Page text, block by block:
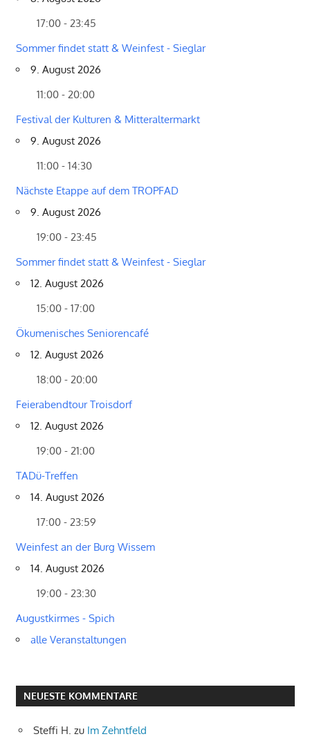
17:00 - 23:45
Sommer findet statt & Weinfest - Sieglar
9. August 2026
11:00 - 20:00
Festival der Kulturen & Mitteraltermarkt
9. August 2026
11:00 - 14:30
Nächste Etappe auf dem TROPFAD
9. August 2026
19:00 - 23:45
Sommer findet statt & Weinfest - Sieglar
12. August 2026
15:00 - 17:00
Ökumenisches Seniorencafé
12. August 2026
18:00 - 20:00
Feierabendtour Troisdorf
12. August 2026
19:00 - 21:00
TADü-Treffen
14. August 2026
17:00 - 23:59
Weinfest an der Burg Wissem
14. August 2026
19:00 - 23:30
Augustkirmes - Spich
alle Veranstaltungen
NEUESTE KOMMENTARE
Steffi H. zu Im Zehntfeld